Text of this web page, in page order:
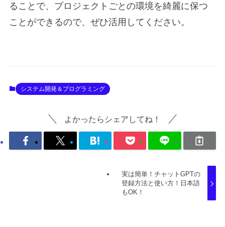
ることで、プロジェクトごとの環境を綺麗に保つ
ことができるので、ぜひ活用してください。
システム開発＆プログラミング
よかったらシェアしてね！
実は簡単！チャットGPTの
登録方法と使い方！日本語
もOK！